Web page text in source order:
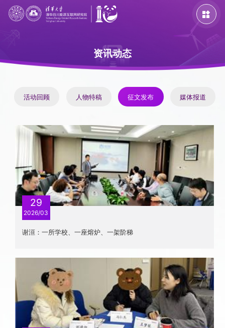

特色活动
活动回顾 人物特稿 征文发布 媒体报道
发展巡礼 发展历程
照片廊 视频合集
资讯动态
活动回顾 人物特稿 征文发布 媒体报道
29
2026/03
谢洹：一所学校、一座熔炉、一架阶梯